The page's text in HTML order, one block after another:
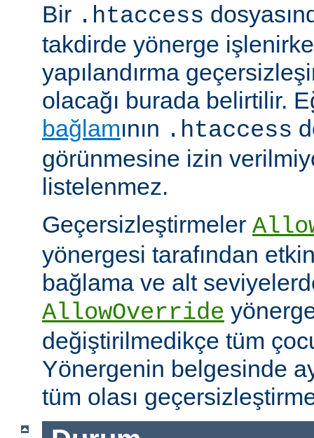
Bir .htaccess
takdirde yönerge
yapılandırma
olacağı burada belirtilir.
bağlamının .htaccess
görünmesine izin
listelenmez.
Geçersizleştirmeler
yönergesi tarafından
bağlama ve alt
AllowOverride
değiştirilmedikçe tüm
Yönergenin belgesinde
tüm olası